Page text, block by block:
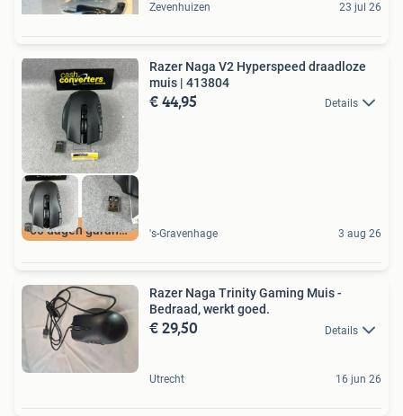
Zevenhuizen 23 jul 26
60 dagen garantie
Razer Naga V2 Hyperspeed draadloze
muis | 413804
€ 44,95 Details
's-Gravenhage 3 aug 26
Razer Naga Trinity Gaming Muis -
Bedraad, werkt goed.
€ 29,50 Details
Utrecht 16 jun 26